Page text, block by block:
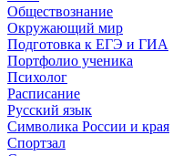
Обществознание
Окружающий мир
Подготовка к ЕГЭ и ГИА
Портфолио ученика
Психолог
Расписание
Русский язык
Символика России и края
Спортзал